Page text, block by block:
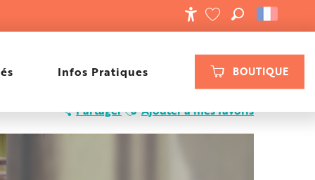
BOUTIQUE
VOIR LES FAVORIS
RECHERCHE
Infos Pratiques
Partager Ajouter à mes favoris